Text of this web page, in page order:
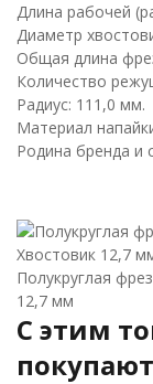
Длина рабочей
Диаметр
Общая длина
Количество
Радиус: 111,0 мм.
Материал
Родина бренда и
Полукруглая
12,7 мм
C этим
покупают